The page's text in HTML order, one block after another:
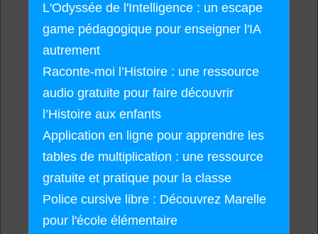
L'Odyssée de l'Intelligence : un escape
game pédagogique pour enseigner l'IA
autrement
Raconte-moi l’Histoire : une ressource
audio gratuite pour faire découvrir
l’Histoire aux enfants
Application en ligne pour apprendre les
tables de multiplication : une ressource
gratuite et pratique pour la classe
Police cursive libre : Découvrez Marelle
pour l'école élémentaire